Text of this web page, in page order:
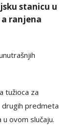
stanicu u
ranjena
tužioca za
predmeta
ovom slučaju.